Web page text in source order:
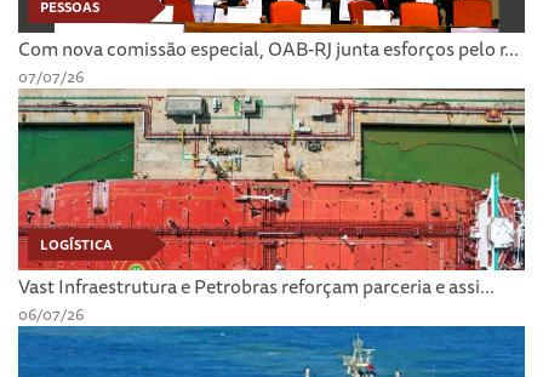
PESSOAS
Com nova comissão especial, OAB-RJ junta esforços pelo r...
07/07/26
LOGÍSTICA
Vast Infraestrutura e Petrobras reforçam parceria e assi...
06/07/26